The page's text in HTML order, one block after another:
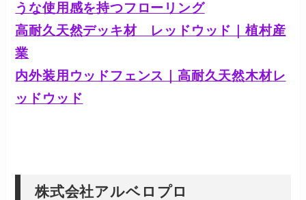
うな使用感を持つフローリング
高耐久天然デッキ材 レッドウッド｜植村産
業
内外装用ウッドフェンス｜高耐久天然木材レ
ッドウッド
株式会社アルベロプロ